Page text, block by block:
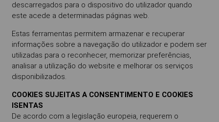
descarregados para o dispositivo do utilizador quando
este acede a determinadas páginas web.
Estas ferramentas permitem armazenar e recuperar
informações sobre a navegação do utilizador e podem ser
utilizadas para o reconhecer, memorizar preferências,
analisar a utilização do website e melhorar os serviços
disponibilizados.
COOKIES SUJEITAS A CONSENTIMENTO E COOKIES
ISENTAS
De acordo com a legislação europeia, requerem o